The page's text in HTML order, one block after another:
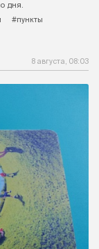
дня.
#пункты
8 августа, 08:03